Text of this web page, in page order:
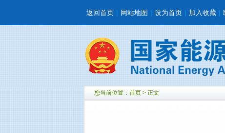
返回首页 | 网站地图 | 设为首页 | 加入收藏 |
您当前位置： 首页 > 正文